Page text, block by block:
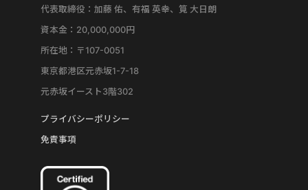
代表取締役：加藤 佑、有福 英幸、筧 大日朗
資本金：20,000,000円
所在地：〒107-0051
東京都港区元赤坂1-7-18
元赤坂イースト3階302
プライバシーポリシー
免責事項